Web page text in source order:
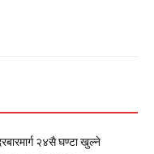
२४सै घण्टा खुल्ने